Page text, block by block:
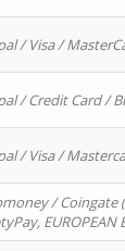
/ Visa /
/ Credit Card /
/ Visa /
/ Coingate